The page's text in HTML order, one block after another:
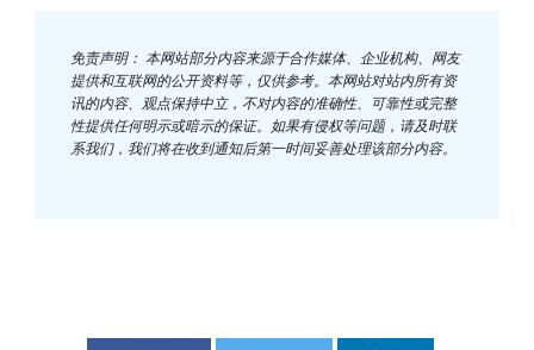
免责声明： 本网站部分内容来源于合作媒体、企业机构、网友
提供和互联网的公开资料等，仅供参考。本网站对站内所有资
讯的内容、观点保持中立，不对内容的准确性、可靠性或完整
性提供任何明示或暗示的保证。如果有侵权等问题，请及时联
系我们，我们将在收到通知后第一时间妥善处理该部分内容。